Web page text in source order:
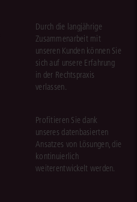
Durch die langjährige
Zusammenarbeit mit
unseren Kunden können Sie
sich auf unsere Erfahrung
in der Rechtspraxis
verlassen.
Profitieren Sie dank
unseres datenbasierten
Ansatzes von Lösungen, die
kontinuierlich
weiterentwickelt werden.